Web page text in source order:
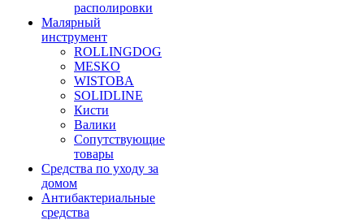
располировки
Малярный
инструмент
ROLLINGDOG
MESKO
WISTOBA
SOLIDLINE
Кисти
Валики
Сопутствующие
товары
Средства по уходу за
домом
Антибактериальные
средства